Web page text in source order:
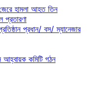
হামলা আহত তিন
প্রতারণা
প্রধান/ বস/ ম্যানেজার
আহ্বায়ক কমিটি গঠন